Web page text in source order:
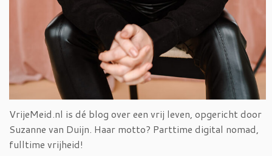
VrijeMeid.nl is dé blog over een vrij leven, opgericht door
Suzanne van Duijn. Haar motto? Parttime digital nomad,
fulltime vrijheid!